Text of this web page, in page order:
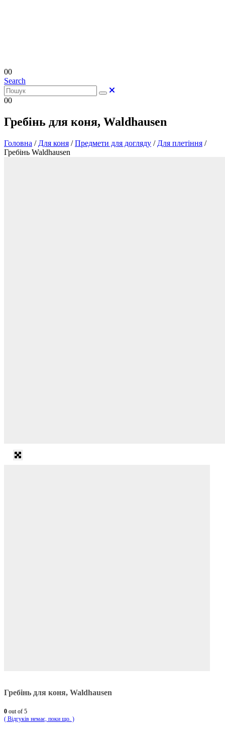
00
Search
00
Гребінь для коня, Waldhausen
Головна / Для коня /Предмети для догляду / Для плетіння /
Гребінь Waldhausen
Гребінь для коня, Waldhausen
0 out of 5
( Відгуків немає, поки що. )